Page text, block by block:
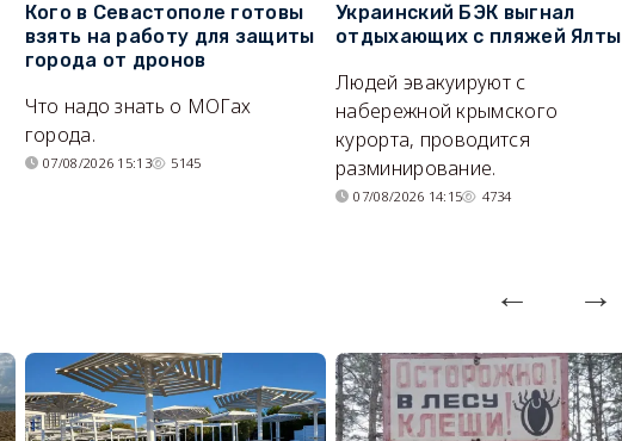
Кого в Севастополе готовы
взять на работу для защиты
города от дронов
Что надо знать о МОГах
города.
07/08/2026 15:13 5145
Украинский БЭК выгнал
отдыхающих с пляжей Ялты
Людей эвакуируют с
набережной крымского
курорта, проводится
разминирование.
07/08/2026 14:15 4734